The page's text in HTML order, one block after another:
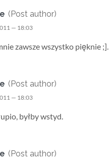
(Post author)
— 18:03
zawsze wszystko pięknie ;].
(Post author)
— 18:03
byłby wstyd.
(Post author)